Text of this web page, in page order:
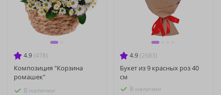
4.9 (478)
Композиция "Корзина
ромашек"
В наличии
4.9 (2683)
Букет из 9 красных роз 40
см
В наличии